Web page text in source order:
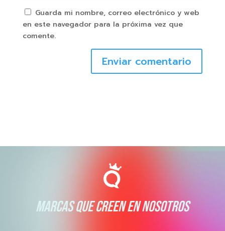
Guarda mi nombre, correo electrónico y web
en este navegador para la próxima vez que
comente.
Enviar comentario
MARCAS QUE CREEN EN NOSOTROS